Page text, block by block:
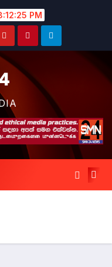
PM